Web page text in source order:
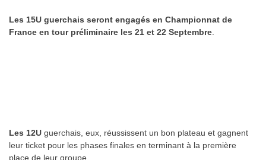
Les 15U guerchais seront engagés en Championnat de
France en tour préliminaire les 21 et 22 Septembre
Les 12U guerchais, eux, réussissent un bon plateau et gagnent
leur ticket pour les phases finales en terminant à la première
place de leur groupe.